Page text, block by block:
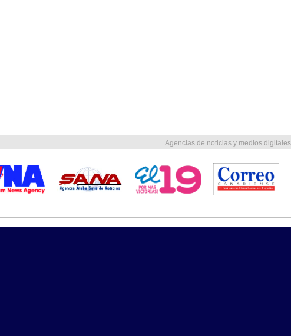
Agencias de noticias y medios digitales